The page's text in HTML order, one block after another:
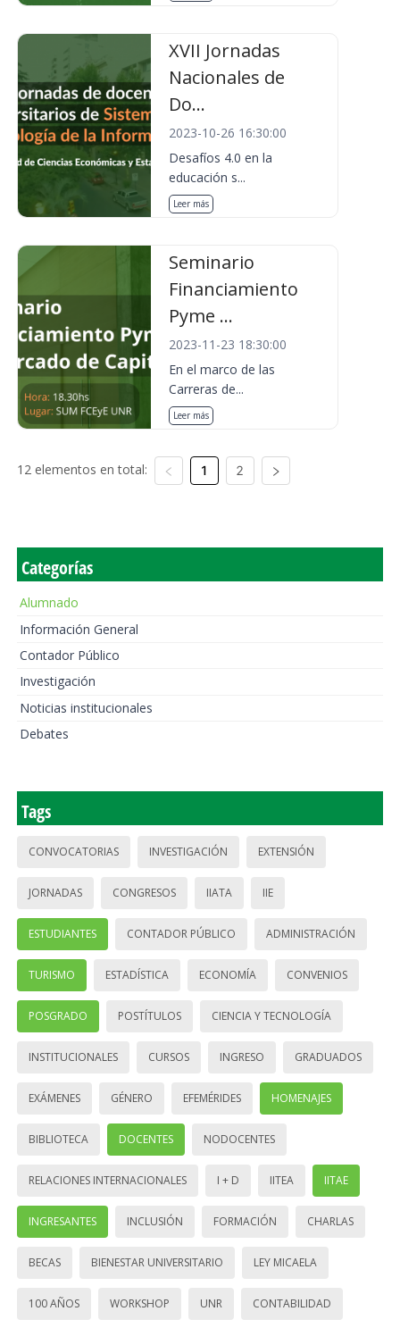
XVII Jornadas
Nacionales de
Do...
2023-10-26 16:30:00
Desafíos 4.0 en la
educación s...
Leer más
Seminario
Financiamiento
Pyme ...
2023-11-23 18:30:00
En el marco de las
Carreras de...
Leer más
12 elementos en total: 1 2
Categorías
Alumnado
Información General
Contador Público
Investigación
Noticias institucionales
Debates
Tags
CONVOCATORIAS INVESTIGACIÓN EXTENSIÓN
JORNADAS CONGRESOS IIATA IIE
ESTUDIANTES CONTADOR PÚBLICO ADMINISTRACIÓN
TURISMO ESTADÍSTICA ECONOMÍA CONVENIOS
POSGRADO POSTÍTULOS CIENCIA Y TECNOLOGÍA
INSTITUCIONALES CURSOS INGRESO GRADUADOS
EXÁMENES GÉNERO EFEMÉRIDES HOMENAJES
BIBLIOTECA DOCENTES NODOCENTES
RELACIONES INTERNACIONALES I + D IITEA IITAE
INGRESANTES INCLUSIÓN FORMACIÓN CHARLAS
BECAS BIENESTAR UNIVERSITARIO LEY MICAELA
100 AÑOS WORKSHOP UNR CONTABILIDAD